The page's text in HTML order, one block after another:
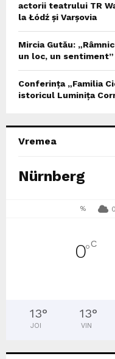
actorii teatrului TR
la Łódź și Varșovia
Mircia Gutău:
un loc, un sentiment”
Conferința „Familia
istoricul Luminița
Vremea
Nürnberg
%
0°C
13°
JOI
13°
VIN